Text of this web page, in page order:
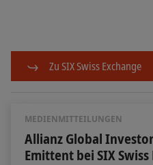
Zu SIX Swiss Exchange
MEDIENMITTEILUNGEN
Allianz Global
Emittent bei SIX